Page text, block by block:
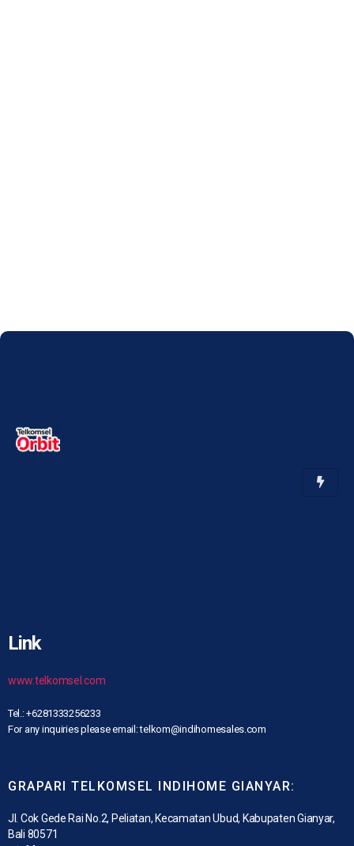
Link
www.telkomsel.com
Tel.: +6281333256233
For any inquiries please email: telkom@indihomesales.com
GRAPARI TELKOMSEL INDIHOME GIANYAR:
Jl. Cok Gede Rai No.2, Peliatan, Kecamatan Ubud, Kabupaten Gianyar,
Bali 80571